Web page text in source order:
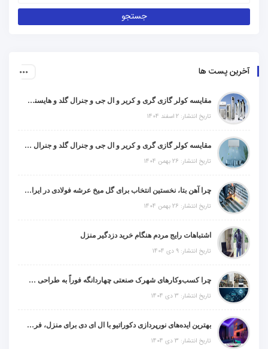
آخرین پست ها
مقایسه کولر گازی گری و کریر و ال جی و جنرال گلد و هایسنس و مدیا و اجنرال
تاریخ انتشار: 2 اسفند 1404
مقایسه کولر گازی گری و کریر و ال جی و جنرال گلد و جنرال شکار و سامسونگ و یونیوا
تاریخ انتشار: 26 بهمن 1404
چرا آهن بتا، نخستین انتخاب برای گل میخ عرشه فولادی در ایران است؟
تاریخ انتشار: 26 بهمن 1404
اشتباهات رایج مردم هنگام خرید دزدگیر منزل
تاریخ انتشار: 9 دی 1404
چرا کسب‌وکارهای شهرک صنعتی چهاردانگه فوراً به طراحی سایت نیاز دارند؟
تاریخ انتشار: 3 دی 1404
بهترین ایده‌های نورپردازی دکوراتیو با ال ای دی برای منزل، فروشگاه و دفتر کار
تاریخ انتشار: 3 دی 1404